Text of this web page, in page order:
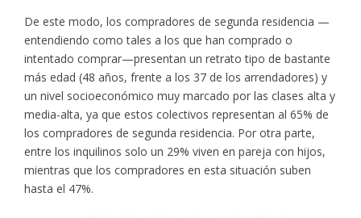
De este modo, los compradores de segunda residencia —
entendiendo como tales a los que han comprado o
intentado comprar—presentan un retrato tipo de bastante
más edad (48 años, frente a los 37 de los arrendadores) y
un nivel socioeconómico muy marcado por las clases alta y
media-alta, ya que estos colectivos representan al 65% de
los compradores de segunda residencia. Por otra parte,
entre los inquilinos solo un 29% viven en pareja con hijos,
mientras que los compradores en esta situación suben
hasta el 47%.